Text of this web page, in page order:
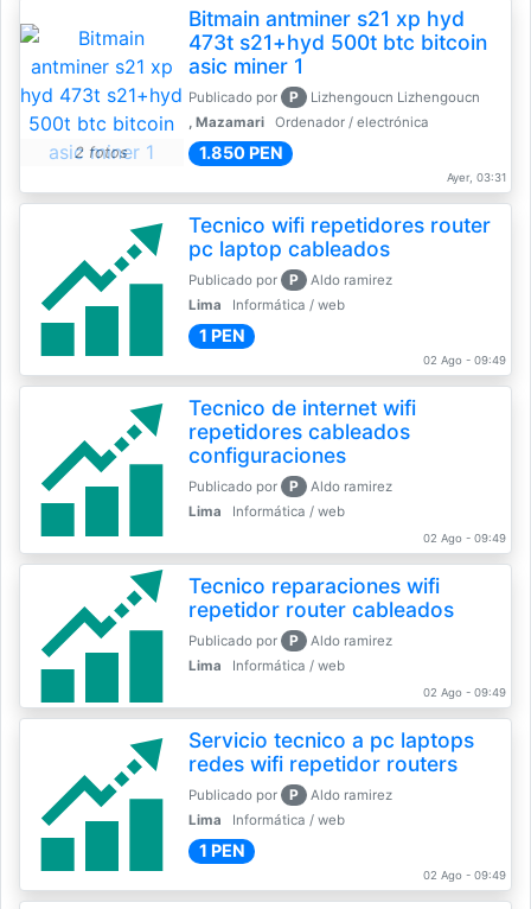
2 fotos
Bitmain antminer s21 xp hyd
473t s21+hyd 500t btc bitcoin
asic miner 1
Publicado por P
Lizhengoucn Lizhengoucn
, Mazamari
Ordenador / electrónica
1.850 PEN
Ayer, 03:31
Tecnico wifi repetidores router
pc laptop cableados
Publicado por P
Aldo ramirez
Lima
Informática / web
1 PEN
02 Ago - 09:49
Tecnico de internet wifi
repetidores cableados
configuraciones
Publicado por P
Aldo ramirez
Lima
Informática / web
02 Ago - 09:49
Tecnico reparaciones wifi
repetidor router cableados
Publicado por P
Aldo ramirez
Lima
Informática / web
02 Ago - 09:49
Servicio tecnico a pc laptops
redes wifi repetidor routers
Publicado por P
Aldo ramirez
Lima
Informática / web
1 PEN
02 Ago - 09:49